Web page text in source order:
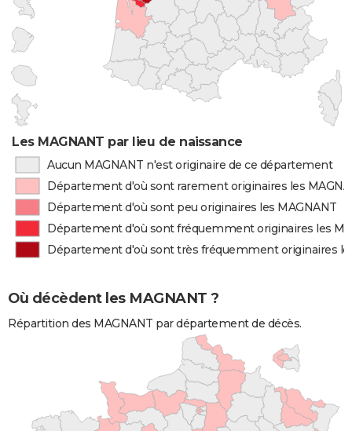
Les MAGNANT par lieu de naissance
Aucun MAGNANT n'est originaire de ce département
Département d'où sont rarement originaires les
Département d'où sont peu originaires les MAGNANT
Département d'où sont fréquemment originaires les
Département d'où sont très fréquemment originaires
Où décèdent les MAGNANT ?
Répartition des MAGNANT par département de décès.